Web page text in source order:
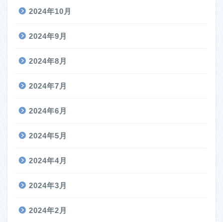
2024年10月
2024年9月
2024年8月
2024年7月
2024年6月
2024年5月
2024年4月
2024年3月
2024年2月